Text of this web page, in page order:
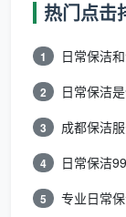
窗和窗框凹槽
天均安洁的开
盖哪些区域？
热门点击
1
2
3
4
5